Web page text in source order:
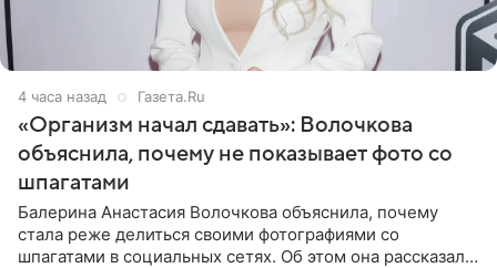
4 часа назад Газета.Ru
«Организм начал сдавать»: Волочкова
объяснила, почему не показывает фото со
шпагатами
Балерина Анастасия Волочкова объяснила, почему
стала реже делиться своими фотографиями со
шпагатами в социальных сетях. Об этом она рассказала